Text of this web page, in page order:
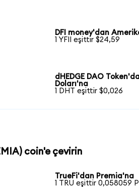
DFI money'dan
1 YFII eşittir $24,59
dHEDGE DAO
Doları'na
1 DHT eşittir $0,026
coin'e çevirin
TrueFi'dan Premia'na
1 TRU eşittir 0,058059